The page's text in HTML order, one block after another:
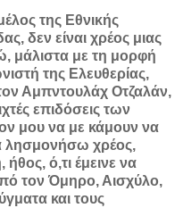
της Εθνικής
δεν είναι χρέος μιας
μάλιστα με τη μορφή
της Ελευθερίας,
Αμπντουλάχ Οτζαλάν,
επιδόσεις των
μου να με κάμουν να
λησμονήσω χρέος,
ό,τι έμεινε να
τον Όμηρο, Αισχύλο,
και τους